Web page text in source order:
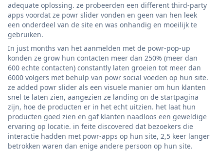
adequate oplossing. ze probeerden een different third-party
apps voordat ze powr slider vonden en geen van hen leek
een onderdeel van de site en was onhandig en moeilijk te
gebruiken.
In just months van het aanmelden met de powr-pop-up
konden ze grow hun contacten meer dan 250% (meer dan
600 echte contacten) constantly laten groeien tot meer dan
6000 volgers met behulp van powr social voeden op hun site.
ze added powr slider als een visuele manier om hun klanten
snel te laten zien, aangezien ze landing on de startpagina
zijn, hoe de producten er in het echt uitzien. het laat hun
producten goed zien en gaf klanten naadloos een geweldige
ervaring op locatie. in feite discovered dat bezoekers die
interactie hadden met powr-apps op hun site, 2,5 keer langer
betrokken waren dan enige andere persoon op hun site.